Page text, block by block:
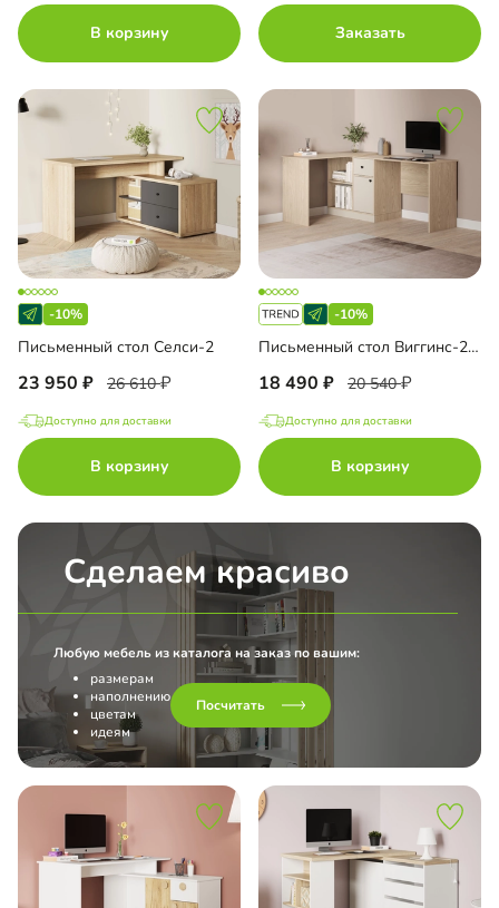
В корзину Заказать
-10%
Письменный стол Селси-2
23 950 26 610
Доступно для доставки
В корзину
-10%
Письменный стол Виггинс-2 угловой
18 490 20 540
Доступно для доставки
В корзину
Сделаем красиво
Любую мебель из каталога на заказ по вашим:
размерам
наполнению
цветам
идеям
Посчитать